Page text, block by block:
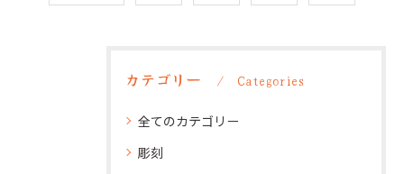
カテゴリー Categories
全てのカテゴリー
彫刻